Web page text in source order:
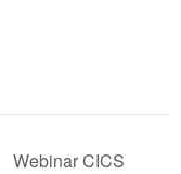
Webinar CICS